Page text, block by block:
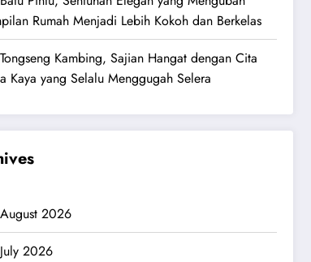
Rumah Menjadi Lebih Kokoh dan Berkelas
Tongseng Kambing, Sajian Hangat dengan Cita
Kaya yang Selalu Menggugah Selera
August 2026
July 2026